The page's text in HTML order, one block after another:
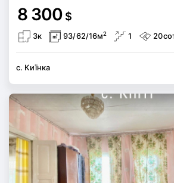
8 300 $
3к 93/62/16м2 1
с. Киїнка